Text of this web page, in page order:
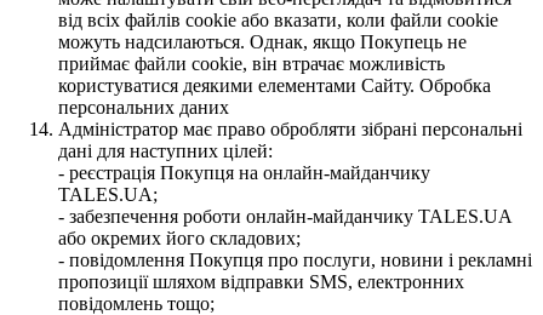
від всіх файлів cookie або вказати, коли файли cookie
можуть надсилаються. Однак, якщо Покупець не
приймає файли cookie, він втрачає можливість
користуватися деякими елементами Сайту. Обробка
персональних даних
Адміністратор має право обробляти зібрані персональні
дані для наступних цілей:
- реєстрація Покупця на онлайн-майданчику
TALES.UA;
- забезпечення роботи онлайн-майданчику TALES.UA
або окремих його складових;
- повідомлення Покупця про послуги, новини і рекламні
пропозиції шляхом відправки SMS, електронних
повідомлень тощо;